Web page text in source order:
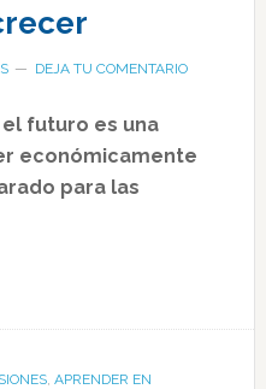
DEJA TU COMENTARIO
futuro es una
económicamente
para las
, APRENDER EN